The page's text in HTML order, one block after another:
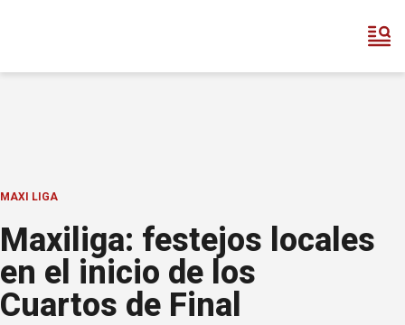
MAXI LIGA
Maxiliga: festejos locales
en el inicio de los
Cuartos de Final